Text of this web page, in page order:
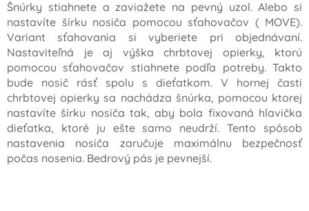
Šnúrky stiahnete a zaviažete na pevný uzol. Alebo si
nastavíte šírku nosiča pomocou sťahovačov ( MOVE).
Variant sťahovania si vyberiete pri objednávaní.
Nastaviteľná je aj výška chrbtovej opierky, ktorú
pomocou sťahovačov stiahnete podľa potreby. Takto
bude nosič rásť spolu s dieťatkom. V hornej časti
chrbtovej opierky sa nachádza šnúrka, pomocou ktorej
nastavíte šírku nosiča tak, aby bola fixovaná hlavička
dieťatka, ktoré ju ešte samo neudrží. Tento spôsob
nastavenia nosiča zaručuje maximálnu bezpečnosť
počas nosenia. Bedrový pás je pevnejší.